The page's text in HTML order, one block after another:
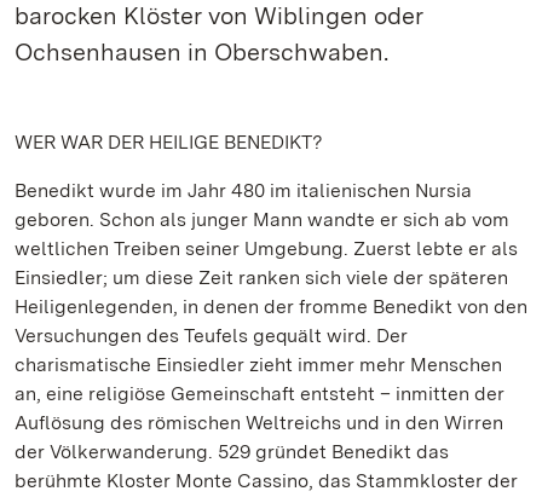
barocken Klöster von Wiblingen oder
Ochsenhausen in Oberschwaben.
WER WAR DER HEILIGE BENEDIKT?
Benedikt wurde im Jahr 480 im italienischen Nursia
geboren. Schon als junger Mann wandte er sich ab vom
weltlichen Treiben seiner Umgebung. Zuerst lebte er als
Einsiedler; um diese Zeit ranken sich viele der späteren
Heiligenlegenden, in denen der fromme Benedikt von den
Versuchungen des Teufels gequält wird. Der
charismatische Einsiedler zieht immer mehr Menschen
an, eine religiöse Gemeinschaft entsteht – inmitten der
Auflösung des römischen Weltreichs und in den Wirren
der Völkerwanderung. 529 gründet Benedikt das
berühmte Kloster Monte Cassino, das Stammkloster der